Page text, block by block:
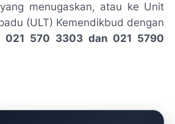
menugaskan, atau ke Unit
(ULT) Kemendikbud dengan
021 570 3303 dan 021 5790